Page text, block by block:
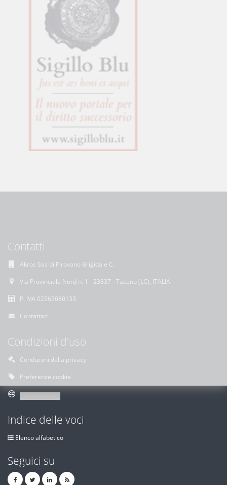
Contatti
Akros Sas di Pirovano Brigida e C.
Via Provinciale Nord n. 1 - 23837 - Taceno (LC), ITALIA
P. IVA 02263080133
Contattaci
Condizioni d'uso
Condizioni della privacy
Preferenze cookie
Indice delle voci
Elenco alfabetico
Seguici su